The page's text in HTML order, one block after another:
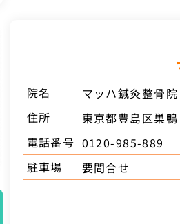
院名
マッハ鍼灸整骨
住所
東京都豊島区巣
電話番号 0120-985-889
駐車場
要問合せ